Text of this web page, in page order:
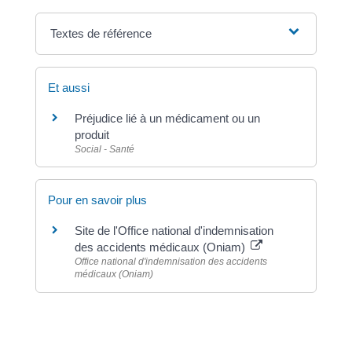
Textes de référence
Et aussi
Préjudice lié à un médicament ou un
produit
Social - Santé
Pour en savoir plus
Site de l'Office national d'indemnisation
des accidents médicaux (Oniam)
Office national d'indemnisation des accidents
médicaux (Oniam)